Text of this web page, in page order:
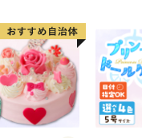
デコレ
ルケー